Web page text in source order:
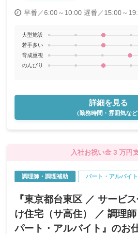
早番／6:00～10:00 遅番／15:00～
大型施設
若手多い
育成重視
のんびり
詳細を見る
（勤務時間・雰囲気など
入社お祝い金 3 万円
調理師・調理補助 パート・アルバイト
『東京都台東区 ／ サービ
け住宅（サ高住） ／ 調理
パート・アルバイト』のお